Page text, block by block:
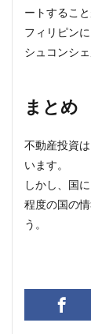
ートすること
フィリピン
シュコンシ
まとめ
不動産投資
います。
しかし、国
程度の国の
う。